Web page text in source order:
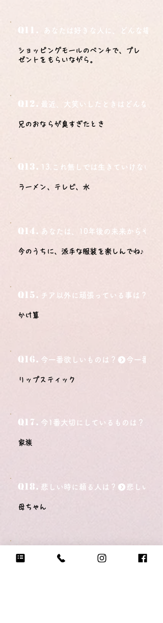
Q11. あなたは好きな人に、どんな場所
ショッピングモールのベンチで、プレ
ゼントをもらいながら。
Q12. 最近、大笑いしたときはどんな時？
兄のおならが臭すぎたとき
Q13. 13.これ無しでは生きていけないモ
ラーメン、テレビ、水
Q14. あなたは、10年後の未来からやっ
今のうちに、派手な服装を楽しんでね♪
Q15. チア以外に頑張っている事は？
かけ算
Q16. 今一番欲しいものは？
リップスティック
Q17. 今1番大切にしているものは？
家族
Q18. 悲しい時に頼る人は？
母ちゃん
Q19.